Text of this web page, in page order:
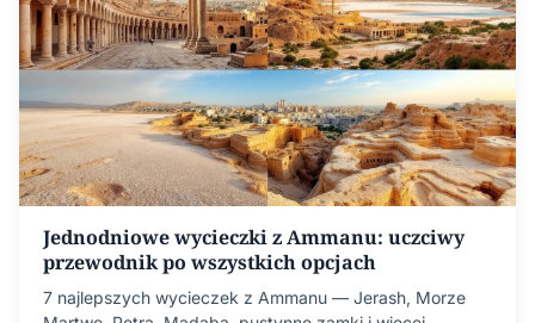
Jednodniowe wycieczki z Ammanu: uczciwy
przewodnik po wszystkich opcjach
7 najlepszych wycieczek z Ammanu — Jerash, Morze